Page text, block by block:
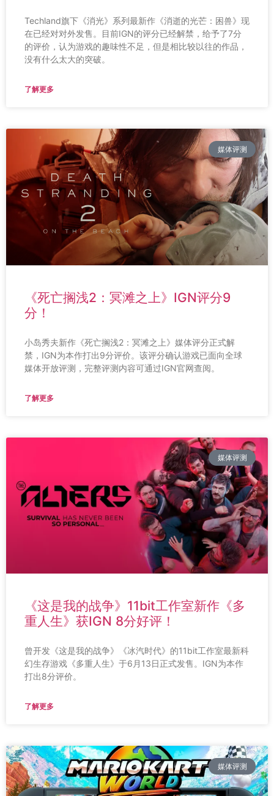
Techland旗下《消光》系列最新作《消逝的光芒：困兽》现
在已经对对外发售。目前IGN的评分已经解禁，给予了7分
的评价，认为游戏的趣味性不足，但是相比较以往的作品，
没有什么太大的突破。
了解更多
媒体评测
《死亡搁浅2：冥滩之上》IGN评分9
分！
小岛秀夫新作《死亡搁浅2：冥滩之上》媒体评分正式解
禁，IGN为本作打出9分评价。该评分确认游戏已面向全球
媒体开放评测，完整评测内容可通过IGN官网查阅。
了解更多
媒体评测
《这是我的战争》11bit工作室新作《多
重人生》获IGN 8分好评！
曾开发《这是我的战争》《冰汽时代》的11bit工作室最新科
幻生存游戏《多重人生》于6月13日正式发售。IGN为本作
打出8分评价。
了解更多
媒体评测